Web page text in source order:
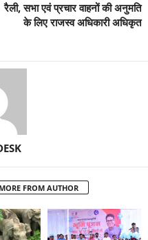
रैली, सभा एवं प्रचार वाहनों की अनुमति
के लिए राजस्व अधिकारी अधिकृत
MORE FROM AUTHOR